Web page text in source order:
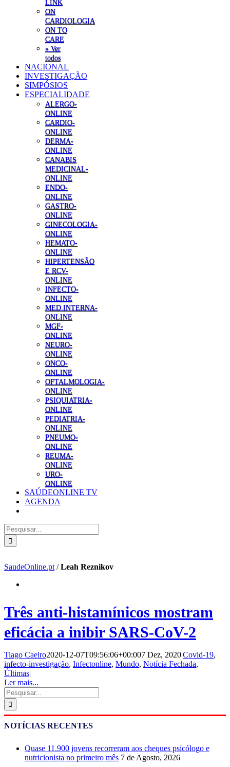
LINK
ON
CARDIOLOGIA
ON TO
CARE
» Ver
todos
NACIONAL
INVESTIGAÇÃO
SIMPÓSIOS
ESPECIALIDADE
ALERGO-
ONLINE
CARDIO-
ONLINE
DERMA-
ONLINE
CANABIS
MEDICINAL-
ONLINE
ENDO-
ONLINE
GASTRO-
ONLINE
GINECOLOGIA-
ONLINE
HEMATO-
ONLINE
HIPERTENSÃO
E RCV-
ONLINE
INFECTO-
ONLINE
MED.INTERNA-
ONLINE
MGF-
ONLINE
NEURO-
ONLINE
ONCO-
ONLINE
OFTALMOLOGIA-
ONLINE
PSIQUIATRIA-
ONLINE
PEDIATRIA-
ONLINE
PNEUMO-
ONLINE
REUMA-
ONLINE
URO-
ONLINE
SAÚDEONLINE TV
AGENDA
Pesquisar
SaudeOnline.pt /Leah Reznikov
Três anti-histamínicos mostram
eficácia a inibir SARS-CoV-2
Tiago Caeiro2020-12-07T09:56:06+00:007 Dez, 2020|Covid-19,
infecto-investigação, Infectonline, Mundo, Notícia Fechada,
Últimas|
Ler mais...
Pesquisar
NOTÍCIAS RECENTES
Quase 11.900 jovens recorreram aos cheques psicólogo e
nutricionista no primeiro mês 7 de Agosto, 2026